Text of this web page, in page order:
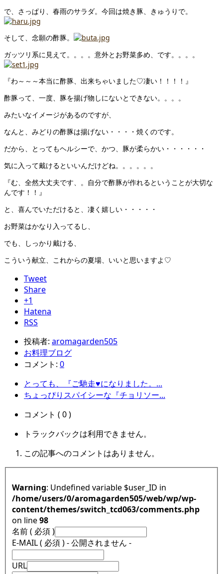
で、さっぱり、春雨のサラダ。今回は焼き豚、きゅうりで。
そして、念願の酢豚。
ガッツリ系に見えて。。。。意外とお野菜多め、です。。。。
『わ～～～本当に酢豚、出来ちゃいました♡凄い！！！！』
酢豚って、一度、豚を揚げ物しにないとできない。。。。
みたいなイメージがあるのですが、
なんと、みどりの酢豚は揚げない・・・・焼くのです。
だから、とってもヘルシーで、かつ、豚が柔らかい・・・・・・
気に入って戴けるといいんだけどね。。。。。。
『む、全然大丈夫です、。自分で酢豚が作れるということが大切な
んです！！』
と、喜んでいただけると、凄く嬉しい・・・・・
お野菜はかなり入ってるし、
でも、しっかり戴ける、
こういう献立、これからの夏場、いいと思いますよ♡
Tweet
Share
+1
Hatena
RSS
投稿者: aromagarden505
お料理ブログ
コメント: 0
とっても、『ご馳走♥になりました。...
ちょっぴりスパイシーな『チョリソー...
コメント ( 0 )
トラックバックは利用できません。
この記事へのコメントはありません。
Warning : Undefined variable $user_ID in
/home/users/0/aromagarden505/web/wp/wp-
content/themes/switch_tcd063/comments.php
on line98
名前 ( 必須 )
E-MAIL ( 必須 ) - 公開されません -
URL